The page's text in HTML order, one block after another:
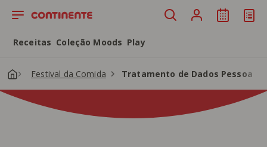
Saltar para o conteúdo principal
Receitas Coleção Moods Play
Festival da Comida Tratamento de Dados Pessoais: